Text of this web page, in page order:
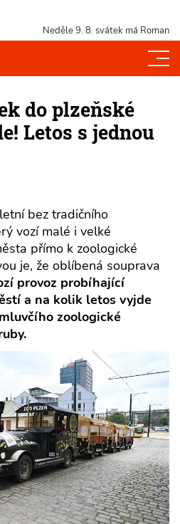
Neděle 9. 8. svátek má Roman
do plzeňské
Letos s jednou
bez tradičního
vozí malé i velké
přímo k zoologické
je, že oblíbená souprava
provoz probíhající
a na kolik letos vyjde
zoologické